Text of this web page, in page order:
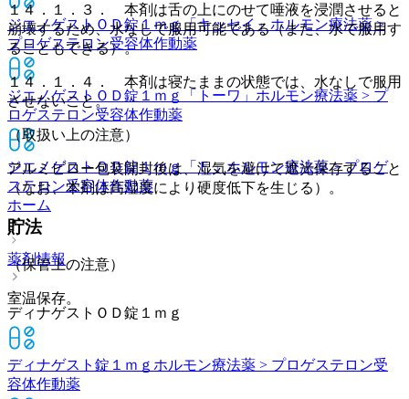
ジエノゲストＯＤ錠１ｍｇ「キッセイ」ホルモン療法薬 >
プロゲステロン受容体作動薬
ジエノゲストＯＤ錠１ｍｇ「トーワ」 ホルモン療法薬 > プ
ロゲステロン受容体作動薬
ジエノゲストＯＤ錠１ｍｇ「Ｆ」ホルモン療法薬 > プロゲ
ステロン受容体作動薬
ホーム
薬剤情報
ディナゲストＯＤ錠１ｍｇ
１４．１．３． 本剤は舌の上にのせて唾液を浸潤させると
崩壊するため、水なしで服用可能である（また、水で服用す
ることもできる）。
１４．１．４． 本剤は寝たままの状態では、水なしで服用
させないこと。
（取扱い上の注意）
アルミピロー包装開封後は、湿気を避けて遮光保存すること
（なお、本剤は高湿度により硬度低下を生じる）。
貯法
（保管上の注意）
室温保存。
ディナゲスト錠１ｍｇ ホルモン療法薬 > プロゲステロン受
容体作動薬